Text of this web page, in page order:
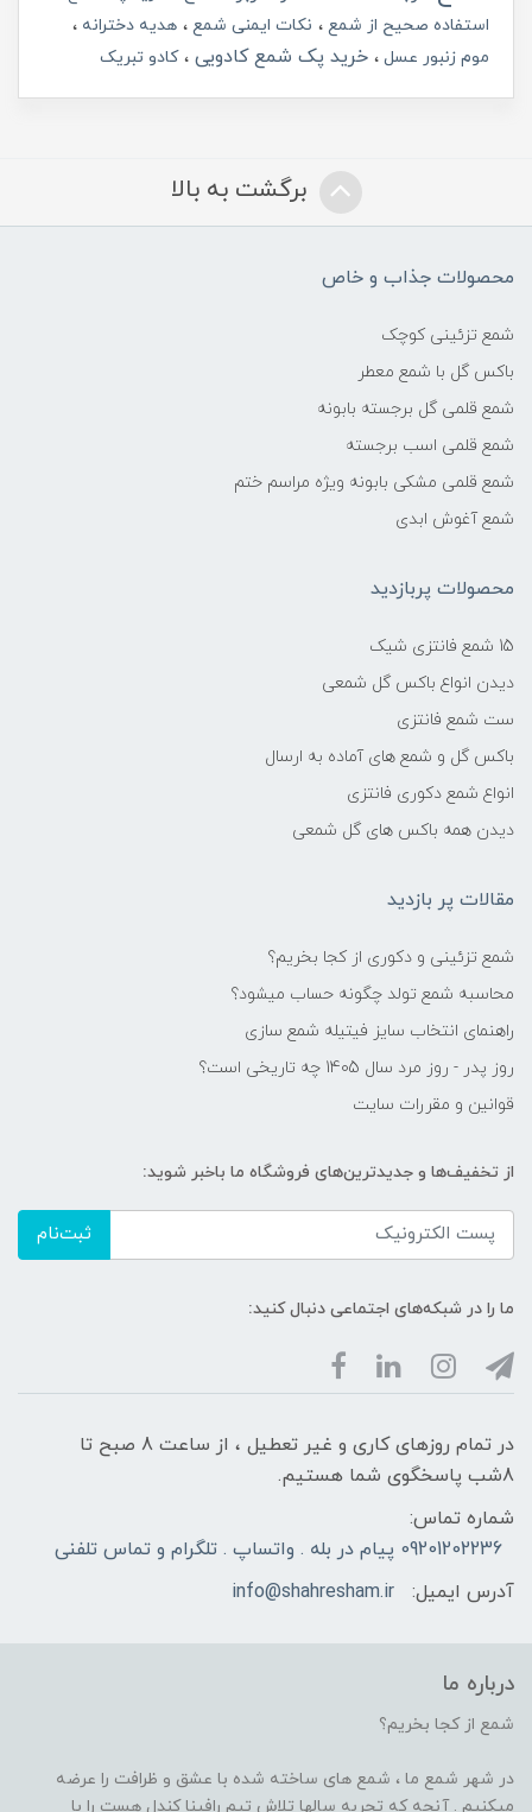
استفاده صحیح از شمع
نکات ایمنی شمع
هدیه دخترانه
موم زنبور عسل
خرید پک شمع کادویی کادو تبریک
برگشت به بالا
محصولات جذاب و خاص
شمع تزئینی کوچک
باکس گل با شمع معطر
شمع قلمی گل برجسته بابونه
شمع قلمی اسب برجسته
شمع قلمی مشکی بابونه ویژه مراسم ختم
شمع آغوش ابدی
محصولات پربازدید
15 شمع فانتزی شیک
دیدن انواع باکس گل شمعی
ست شمع فانتزی
باکس گل و شمع های آماده به ارسال
انواع شمع دکوری فانتزی
دیدن همه باکس های گل شمعی
مقالات پر بازدید
شمع تزئینی و دکوری از کجا بخریم؟
محاسبه شمع تولد چگونه حساب میشود؟
راهنمای انتخاب سایز فیتیله شمع سازی
روز پدر - روز مرد سال 1405 چه تاریخی است؟
قوانین و مقررات سایت
از تخفیف‌ها و جدیدترین‌های فروشگاه ما باخبر شوید:
ثبت‌نام
ما را در شبکه‌های اجتماعی دنبال کنید:
در تمام روزهای کاری و غیر تعطیل ، از ساعت 8 صبح تا
8شب پاسخگوی شما هستیم.
شماره تماس:
09201202236 پیام در بله . واتساپ . تلگرام و تماس تلفنی
آدرس ایمیل:
info@shahresham.ir
درباره ما
شمع از کجا بخریم؟
در شهر شمع ما ، شمع های ساخته شده با عشق و ظرافت را عرضه
میکنیم . آنچه که تجربه سالها تلاش تیم رافینا کندل هست را با